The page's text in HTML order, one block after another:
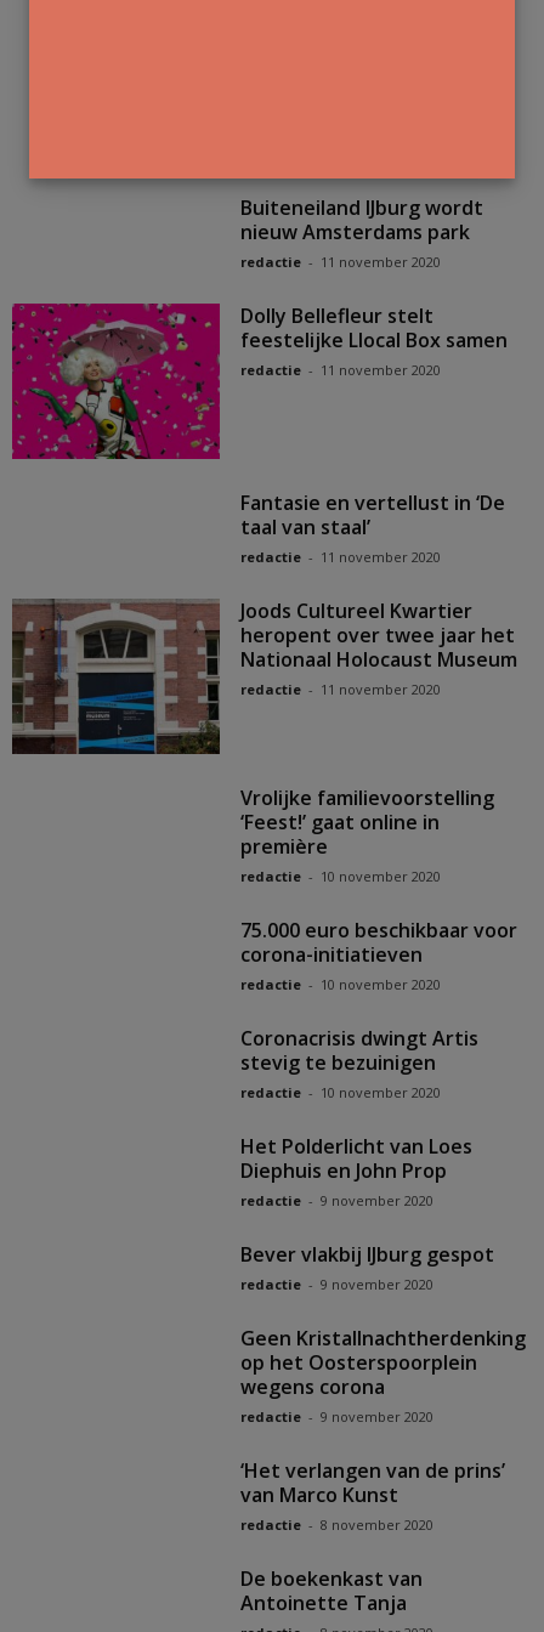
Buiteneiland IJburg wordt
nieuw Amsterdams park
redactie - 11 november 2020
Dolly Bellefleur stelt
feestelijke Llocal Box samen
redactie - 11 november 2020
Fantasie en vertellust in ‘De
taal van staal’
redactie - 11 november 2020
Joods Cultureel Kwartier
heropent over twee jaar het
Nationaal Holocaust Museum
redactie - 11 november 2020
Vrolijke familievoorstelling
‘Feest!’ gaat online in
première
redactie - 10 november 2020
75.000 euro beschikbaar voor
corona-initiatieven
redactie - 10 november 2020
Coronacrisis dwingt Artis
stevig te bezuinigen
redactie - 10 november 2020
Het Polderlicht van Loes
Diephuis en John Prop
redactie - 9 november 2020
Bever vlakbij IJburg gespot
redactie - 9 november 2020
Geen Kristallnachtherdenking
op het Oosterspoorplein
wegens corona
redactie - 9 november 2020
‘Het verlangen van de prins’
van Marco Kunst
redactie - 8 november 2020
De boekenkast van
Antoinette Tanja